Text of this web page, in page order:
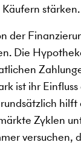
stärken.
der
Die
ist ihr
hilft
Zyklen
versuchen,